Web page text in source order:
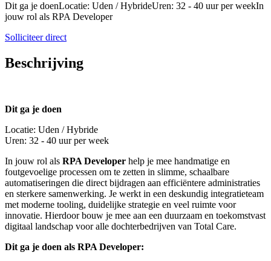
Dit ga je doenLocatie: Uden / HybrideUren: 32 - 40 uur per weekIn
jouw rol als RPA Developer
Solliciteer direct
Beschrijving
Dit ga je doen
Locatie: Uden / Hybride
Uren: 32 - 40 uur per week
In jouw rol als RPA Developer help je mee handmatige en
foutgevoelige processen om te zetten in slimme, schaalbare
automatiseringen die direct bijdragen aan efficiëntere administraties
en sterkere samenwerking. Je werkt in een deskundig integratieteam
met moderne tooling, duidelijke strategie en veel ruimte voor
innovatie. Hierdoor bouw je mee aan een duurzaam en toekomstvast
digitaal landschap voor alle dochterbedrijven van Total Care.
Dit ga je doen als RPA Developer: